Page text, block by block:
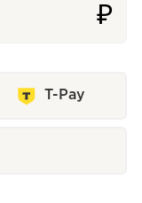
₽
T-Pay